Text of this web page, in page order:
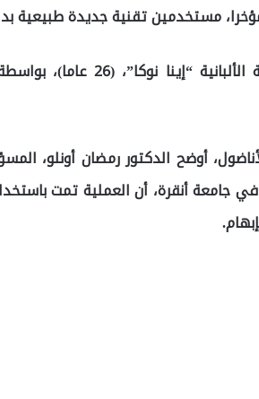
مؤخرا، مستخدمين تقنية جديدة طبيعية
ونقلت الشرطية
أوضح الدكتور رمضان أونلو،
في جامعة أنقرة، أن العملية تمت